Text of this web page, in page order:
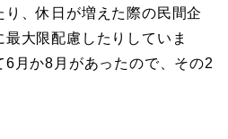
、休日が増えた際の民間企
大限配慮したりしていま
月か8月があったので、その2